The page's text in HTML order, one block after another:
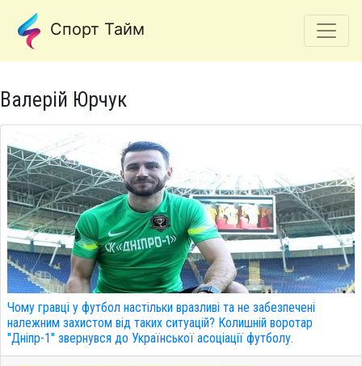
Спорт Тайм
Валерій Юрчук
Чому гравці у футбол настільки вразливі та не забезпечені
належним захистом від таких ситуацій? Колишній воротар
"Дніпр-1" звернувся до Української асоціації футболу.